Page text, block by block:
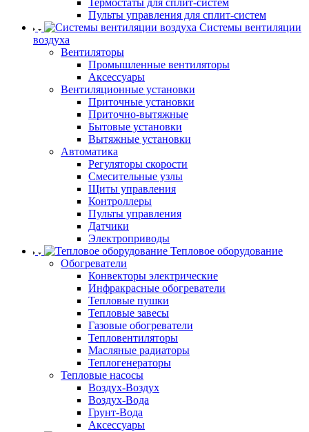
Термостаты для сплит-систем
Пульты управления для сплит-систем
Системы вентиляции
воздуха
Вентиляторы
Промышленные вентиляторы
Аксессуары
Вентиляционные установки
Приточные установки
Приточно-вытяжные
Бытовые установки
Вытяжные установки
Автоматика
Регуляторы скорости
Смесительные узлы
Щиты управления
Контроллеры
Пульты управления
Датчики
Электроприводы
Тепловое оборудование
Обогреватели
Конвекторы электрические
Инфракрасные обогреватели
Тепловые пушки
Тепловые завесы
Газовые обогреватели
Тепловентиляторы
Масляные радиаторы
Теплогенераторы
Тепловые насосы
Воздух-Воздух
Воздух-Вода
Грунт-Вода
Аксессуары